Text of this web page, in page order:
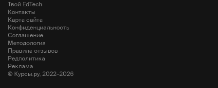
© Курсы.ру, 2022–2026
Твой EdTech
Контакты
Карта сайта
Конфиденциальность
Соглашение
Методология
Правила отзывов
Редполитика
Реклама